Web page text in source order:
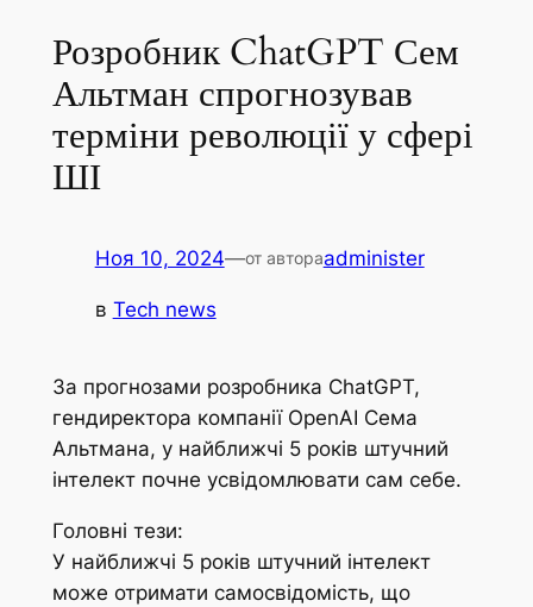
Розробник ChatGPT Сем
Альтман спрогнозував
терміни революції у сфері
ШІ
Ноя 10, 2024—от автораadminister
в Tech news
За прогнозами розробника ChatGPT,
гендиректора компанії OpenAI Сема
Альтмана, у найближчі 5 років штучний
інтелект почне усвідомлювати сам себе.
Головні тези:
У найближчі 5 років штучний інтелект
може отримати самосвідомість, що